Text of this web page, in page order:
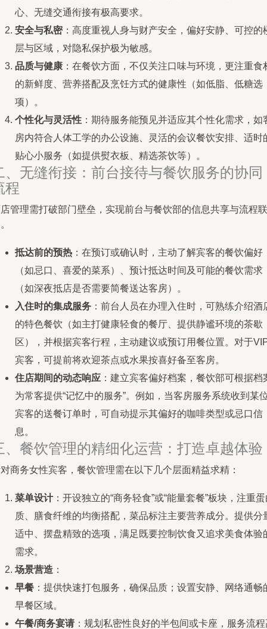
心、无缝交通衔接有极高要求。
安全与私密：高度重视人身与财产安全，偏好安静、可控的
层与区域，对隐私保护极为敏感。
品质与健康 ：在餐饮方面，不仅关注口味与环境，更注重食
的新鲜度、营养搭配及烹饪方式的健康性（如低脂、低糖选
项）。
个性化与灵活性 ：期待服务能预见并适应其个性化需求，如
房内符合人体工学的办公设施、灵活的会议餐饮安排、适时
贴心小服务（如提供熨衣板、精选茶饮等）。
、无缝衔接：前台接待与餐饮服务的协同
程
管理需打破部门壁垒，实现前台与餐饮部的信息共享与流程联
抵达前的预热 ：在预订或确认时，主动了解宾客的餐饮偏好
（如忌口、喜爱的菜系）、预计抵达时间及可能的餐饮需求
（如深夜抵店是否需要简餐送达客房）。
入住时的集成服务 ：前台人员在办理入住时，可熟练介绍酒
的特色餐饮（如主打健康轻食的餐厅、提供静谧环境的茶歇
区），并根据宾客行程，主动建议或预订用餐位置。对于
宾客，可提前将欢迎茶点或水果按喜好备至客房。
住店期间的动态响应 ：建立宾客偏好档案，餐饮部可根据档
为常客提供“记忆中的服务”。例如，当客房服务系统收到某
宾客的送餐订单时，可自动提示其偏好的咖啡类型或忌口信
息。
、餐饮管理的精细化运营：打造卓越体验
商务女性宾客，餐饮管理需在以下几个层面精益求精：
菜单设计：开设独立的“商务轻食”或“能量套餐”板块，注重
质、膳食纤维的均衡搭配，菜品标注主要营养成分。提供分
适中、摆盘精致的选项，满足既要控制饮食又追求美食体验
需求。
场景营造 ：
早餐 ：提供快速打包服务，确保品质；设置安静、网络通畅
早餐区域。
午餐/商务宴请 ：规划私密性良好的半包间或卡座，服务流